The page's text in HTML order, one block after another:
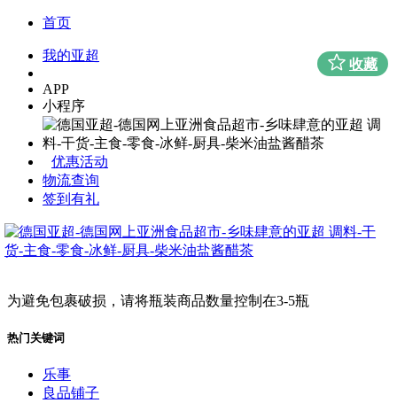
首页
我的亚超
APP
小程序
优惠活动
物流查询
签到有礼
为避免包裹破损，请将瓶装商品数量控制在3-5瓶
热门关键词
乐事
良品铺子
收藏